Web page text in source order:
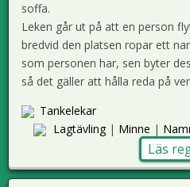
soffa.
Leken går ut på att en person
bredvid den platsen ropar ett
som personen har, sen byter
så det gäller att hålla reda på
Tankelekar
Lagtävling| Minne |
Läs